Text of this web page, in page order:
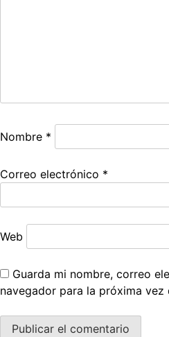
Nombre *
Correo electrónico *
Web
Guarda mi nombre, correo
navegador para la próxima vez